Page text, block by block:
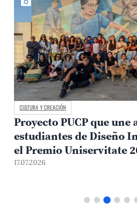
CULTURA Y CREACIÓN
Proyecto PUCP que une
estudiantes de Diseño
el Premio Uniservitate
17.07.2026